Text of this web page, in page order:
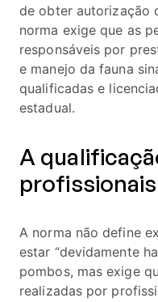
de obter autorização
norma exige que as
responsáveis por
e manejo da fauna
qualificadas e
estadual.
A
profissionais
A norma não define
estar “devidamente
pombos, mas exige
realizadas por